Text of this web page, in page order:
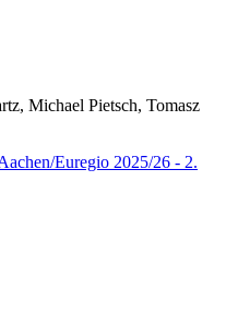
Michael Pietsch, Tomasz
Euregio 2025/26 - 2.